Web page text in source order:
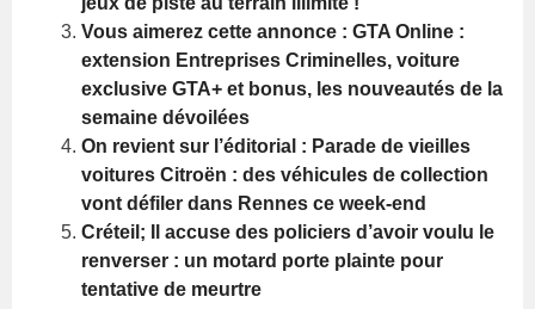
Vous aimerez cette annonce : GTA Online :
extension Entreprises Criminelles, voiture
exclusive GTA+ et bonus, les nouveautés de la
semaine dévoilées
On revient sur l’éditorial : Parade de vieilles
voitures Citroën : des véhicules de collection
vont défiler dans Rennes ce week-end
Créteil; Il accuse des policiers d’avoir voulu le
renverser : un motard porte plainte pour
tentative de meurtre